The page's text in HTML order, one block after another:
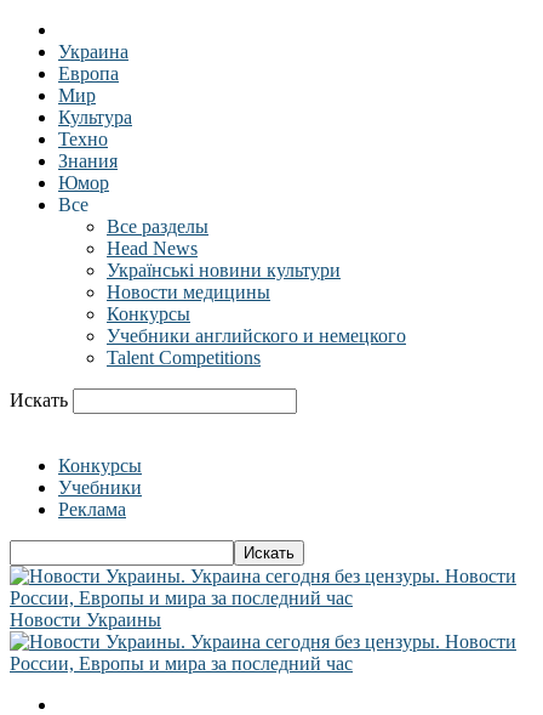
Украина
Европа
Мир
Культура
Техно
Знания
Юмор
Все
Все разделы
Head News
Українські новини культури
Новости медицины
Конкурсы
Учебники английского и немецкого
Talent Competitions
Искать
Конкурсы
Учебники
Реклама
Новости Украины